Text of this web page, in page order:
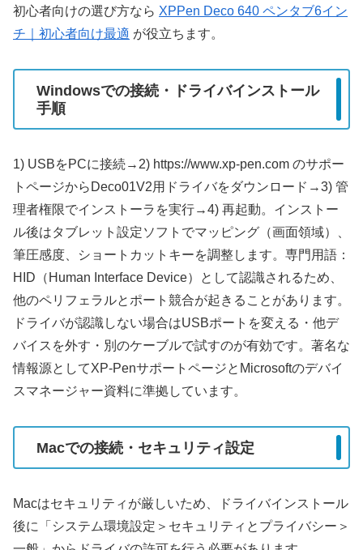
初心者向けの選び方なら XPPen Deco 640 ペンタブ6イン
チ｜初心者向け最適 が役立ちます。
Windowsでの接続・ドライバインストール
手順
1) USBをPCに接続→2) https://www.xp-pen.com のサポー
トページからDeco01V2用ドライバをダウンロード→3) 管
理者権限でインストーラを実行→4) 再起動。インストー
ル後はタブレット設定ソフトでマッピング（画面領域）、
筆圧感度、ショートカットキーを調整します。専門用語：
HID（Human Interface Device）として認識されるため、
他のペリフェラルとポート競合が起きることがあります。
ドライバが認識しない場合はUSBポートを変える・他デ
バイスを外す・別のケーブルで試すのが有効です。著名な
情報源としてXP-PenサポートページとMicrosoftのデバイ
スマネージャー資料に準拠しています。
Macでの接続・セキュリティ設定
Macはセキュリティが厳しいため、ドライバインストール
後に「システム環境設定＞セキュリティとプライバシー＞